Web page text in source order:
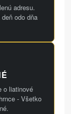
adresu.
odo dňa
o liatinové
- Všetko